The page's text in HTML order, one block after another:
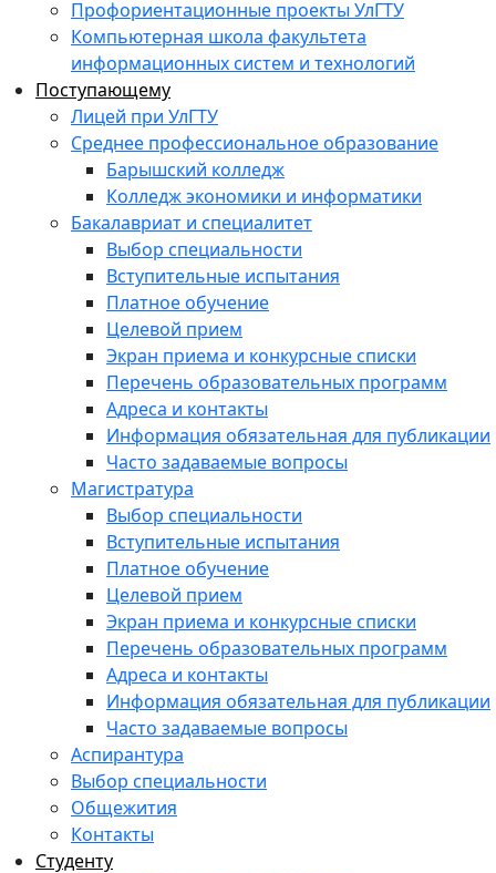
Профориентационные проекты УлГТУ
Компьютерная школа факультета
информационных систем и технологий
Поступающему
Лицей при УлГТУ
Среднее профессиональное образование
Барышский колледж
Колледж экономики и информатики
Бакалавриат и специалитет
Выбор специальности
Вступительные испытания
Платное обучение
Целевой прием
Экран приема и конкурсные списки
Перечень образовательных программ
Адреса и контакты
Информация обязательная для публикации
Часто задаваемые вопросы
Магистратура
Выбор специальности
Вступительные испытания
Платное обучение
Целевой прием
Экран приема и конкурсные списки
Перечень образовательных программ
Адреса и контакты
Информация обязательная для публикации
Часто задаваемые вопросы
Аспирантура
Выбор специальности
Общежития
Контакты
Студенту